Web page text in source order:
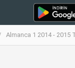
Almanca 1 2014 - 2015